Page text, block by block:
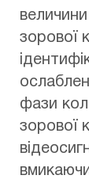
зорової
фази
зорової